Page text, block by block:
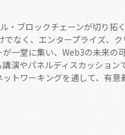
ブロックチェーンが切り拓
なく、エンタープライズ、ク
一堂に集い、Web3の未来の
演やパネルディスカッショ
トワーキングを通して、有意